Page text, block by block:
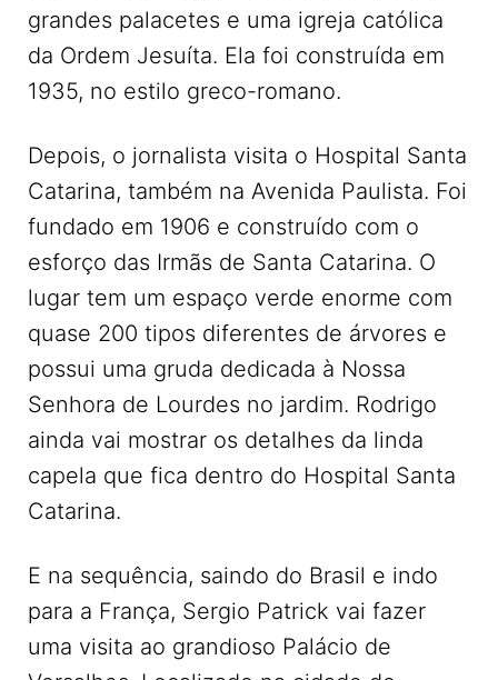
grandes palacetes e uma igreja católica
da Ordem Jesuíta. Ela foi construída em
1935, no estilo greco-romano.
Depois, o jornalista visita o Hospital Santa
Catarina, também na Avenida Paulista. Foi
fundado em 1906 e construído com o
esforço das Irmãs de Santa Catarina. O
lugar tem um espaço verde enorme com
quase 200 tipos diferentes de árvores e
possui uma gruda dedicada à Nossa
Senhora de Lourdes no jardim. Rodrigo
ainda vai mostrar os detalhes da linda
capela que fica dentro do Hospital Santa
Catarina.
E na sequência, saindo do Brasil e indo
para a França, Sergio Patrick vai fazer
uma visita ao grandioso Palácio de